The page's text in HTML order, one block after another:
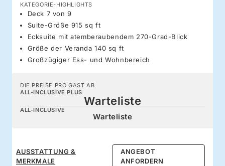
KATEGORIE-HIGHLIGHTS
Deck 7 von 9
Suite-Größe 915 sq ft
Ecksuite mit atemberaubendem 270-Grad-Blick
Größe der Veranda 140 sq ft
Großzügiger Ess- und Wohnbereich
DIE PREISE PRO GAST AB
ALL-INCLUSIVE PLUS
Warteliste
ALL-INCLUSIVE
Warteliste
AUSSTATTUNG &
MERKMALE
ANGEBOT
ANFORDERN